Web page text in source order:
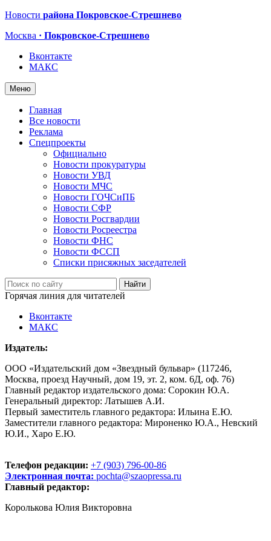
Новости района Покровское-Стрешнево
Москва · Покровское-Стрешнево
Вконтакте
МАКС
Меню
Главная
Все новости
Реклама
Спецпроекты
Официально
Новости прокуратуры
Новости УВД
Новости МЧС
Новости ГОЧСиПБ
Новости СФР
Новости Росгвардии
Новости Росреестра
Новости ФНС
Новости ФССП
Списки присяжных заседателей
Горячая линия для читателей
Вконтакте
МАКС
Издатель:
ООО «Издательский дом «Звездный бульвар» (117246,
Москва, проезд Научный, дом 19, эт. 2, ком. 6Д, оф. 76)
Главный редактор издательского дома: Сорокин Ю.А.
Генеральный директор: Латышев А.И.
Первый заместитель главного редактора: Ильина Е.Ю.
Заместители главного редактора: Мироненко Ю.А., Невский
Ю.И., Харо Е.Ю.
Телефон редакции: +7 (903) 796-00-86
Электронная почта: pochta@szaopressa.ru
Главный редактор:
Королькова Юлия Викторовна